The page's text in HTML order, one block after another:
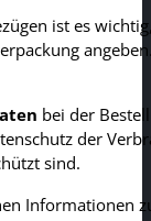
ist es
bei der
der
sind.
Informationen